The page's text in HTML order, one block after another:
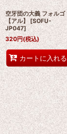
空牙団の大義 フォルゴ
【アル】 [SOFU-
JP047]
320円(税込)
カートに入れる